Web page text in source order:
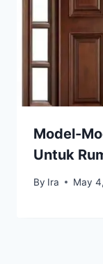
Model-
Untuk
By Ira May